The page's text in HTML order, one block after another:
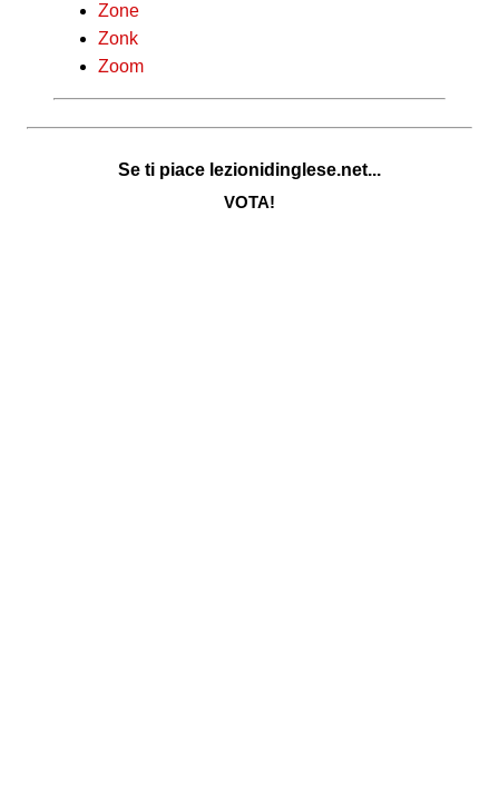
Zone
Zonk
Zoom
Se ti piace lezionidinglese.net...
VOTA!